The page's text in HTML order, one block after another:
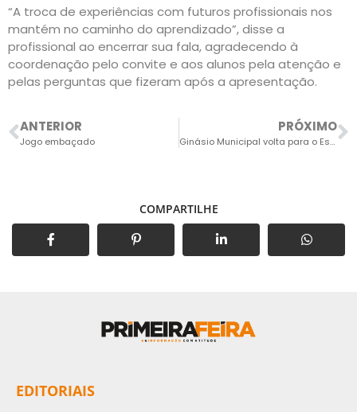
“A troca de experiências com futuros profissionais nos
mantém no caminho do aprendizado”, disse a
profissional ao encerrar sua fala, agradecendo à
coordenação pelo convite e aos alunos pela atenção e
pelas perguntas que fizeram após a apresentação.
ANTERIOR
Jogo embaçado
PRÓXIMO
Ginásio Municipal volta para o Esporte, mas terá de passar por reparos
COMPARTILHE
EDITORIAIS